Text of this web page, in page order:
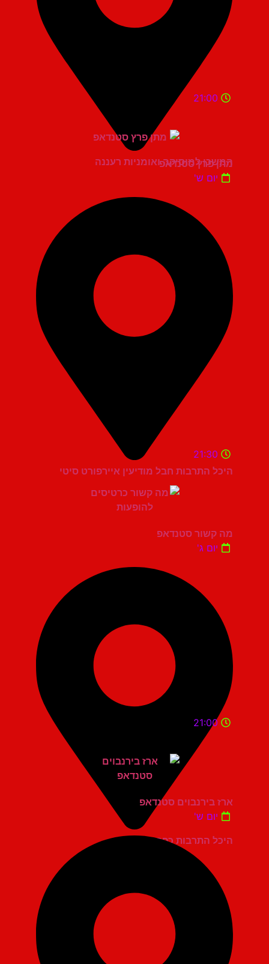
המשכן למוסיקה ואומניות רעננה
21:00
מתן פרץ סטנדאפ
יום ש'
היכל התרבות חבל מודיעין איירפורט סיטי
21:30
מה קשור סטנדאפ
יום ג'
היכל התרבות כפר סבא
21:00
ארז בירנבוים סטנדאפ
יום ש'